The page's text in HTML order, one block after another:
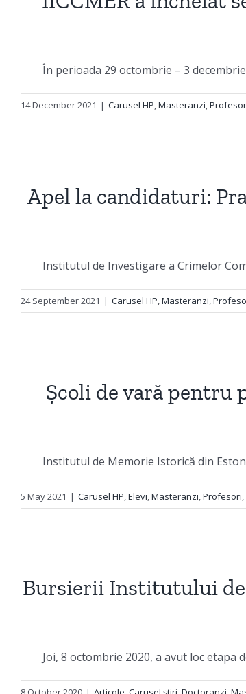
În perioada 29 octombrie – 3
14 December 2021 | Carusel HP,Masteranzi,
Apel la candidaturi:
Institutul de Investigare a Crimelor
24 September 2021 | Carusel HP,Masteranzi,
Școli de vară pentru
Institutul de Memorie Istorică din
5 May 2021 | Carusel HP,Elevi,Masteranzi,Profesori,
Bursierii Institutului de
Joi, 8 octombrie 2020, a avut loc etapa